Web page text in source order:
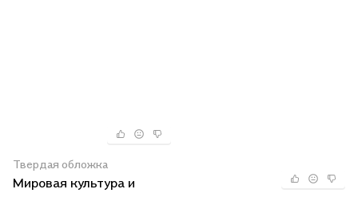
Твердая обложка
Мировая культура и